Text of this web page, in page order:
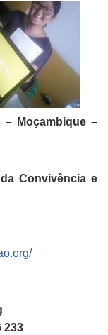
– Moçambique –
Convivência e
233